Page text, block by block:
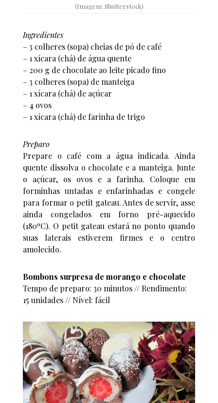
(Imagem: Shutterstock)
Ingredientes
– 3 colheres (sopa) cheias de pó de café
– 1 xícara (chá) de água quente
– 200 g de chocolate ao leite picado fino
– 3 colheres (sopa) de manteiga
– 1 xícara (chá) de açúcar
– 4 ovos
– 1 xícara (chá) de farinha de trigo
Preparo
Prepare o café com a água indicada. Ainda
quente dissolva o chocolate e a manteiga. Junte
o açúcar, os ovos e a farinha. Coloque em
forminhas untadas e enfarinhadas e congele
para formar o petit gateau. Antes de servir, asse
ainda congelados em forno pré-aquecido
(180ºC). O petit gateau estará no ponto quando
suas laterais estiverem firmes e o centro
amolecido.
Bombons surpresa de morango e chocolate
Tempo de preparo: 30 minutos // Rendimento:
15 unidades // Nível: fácil